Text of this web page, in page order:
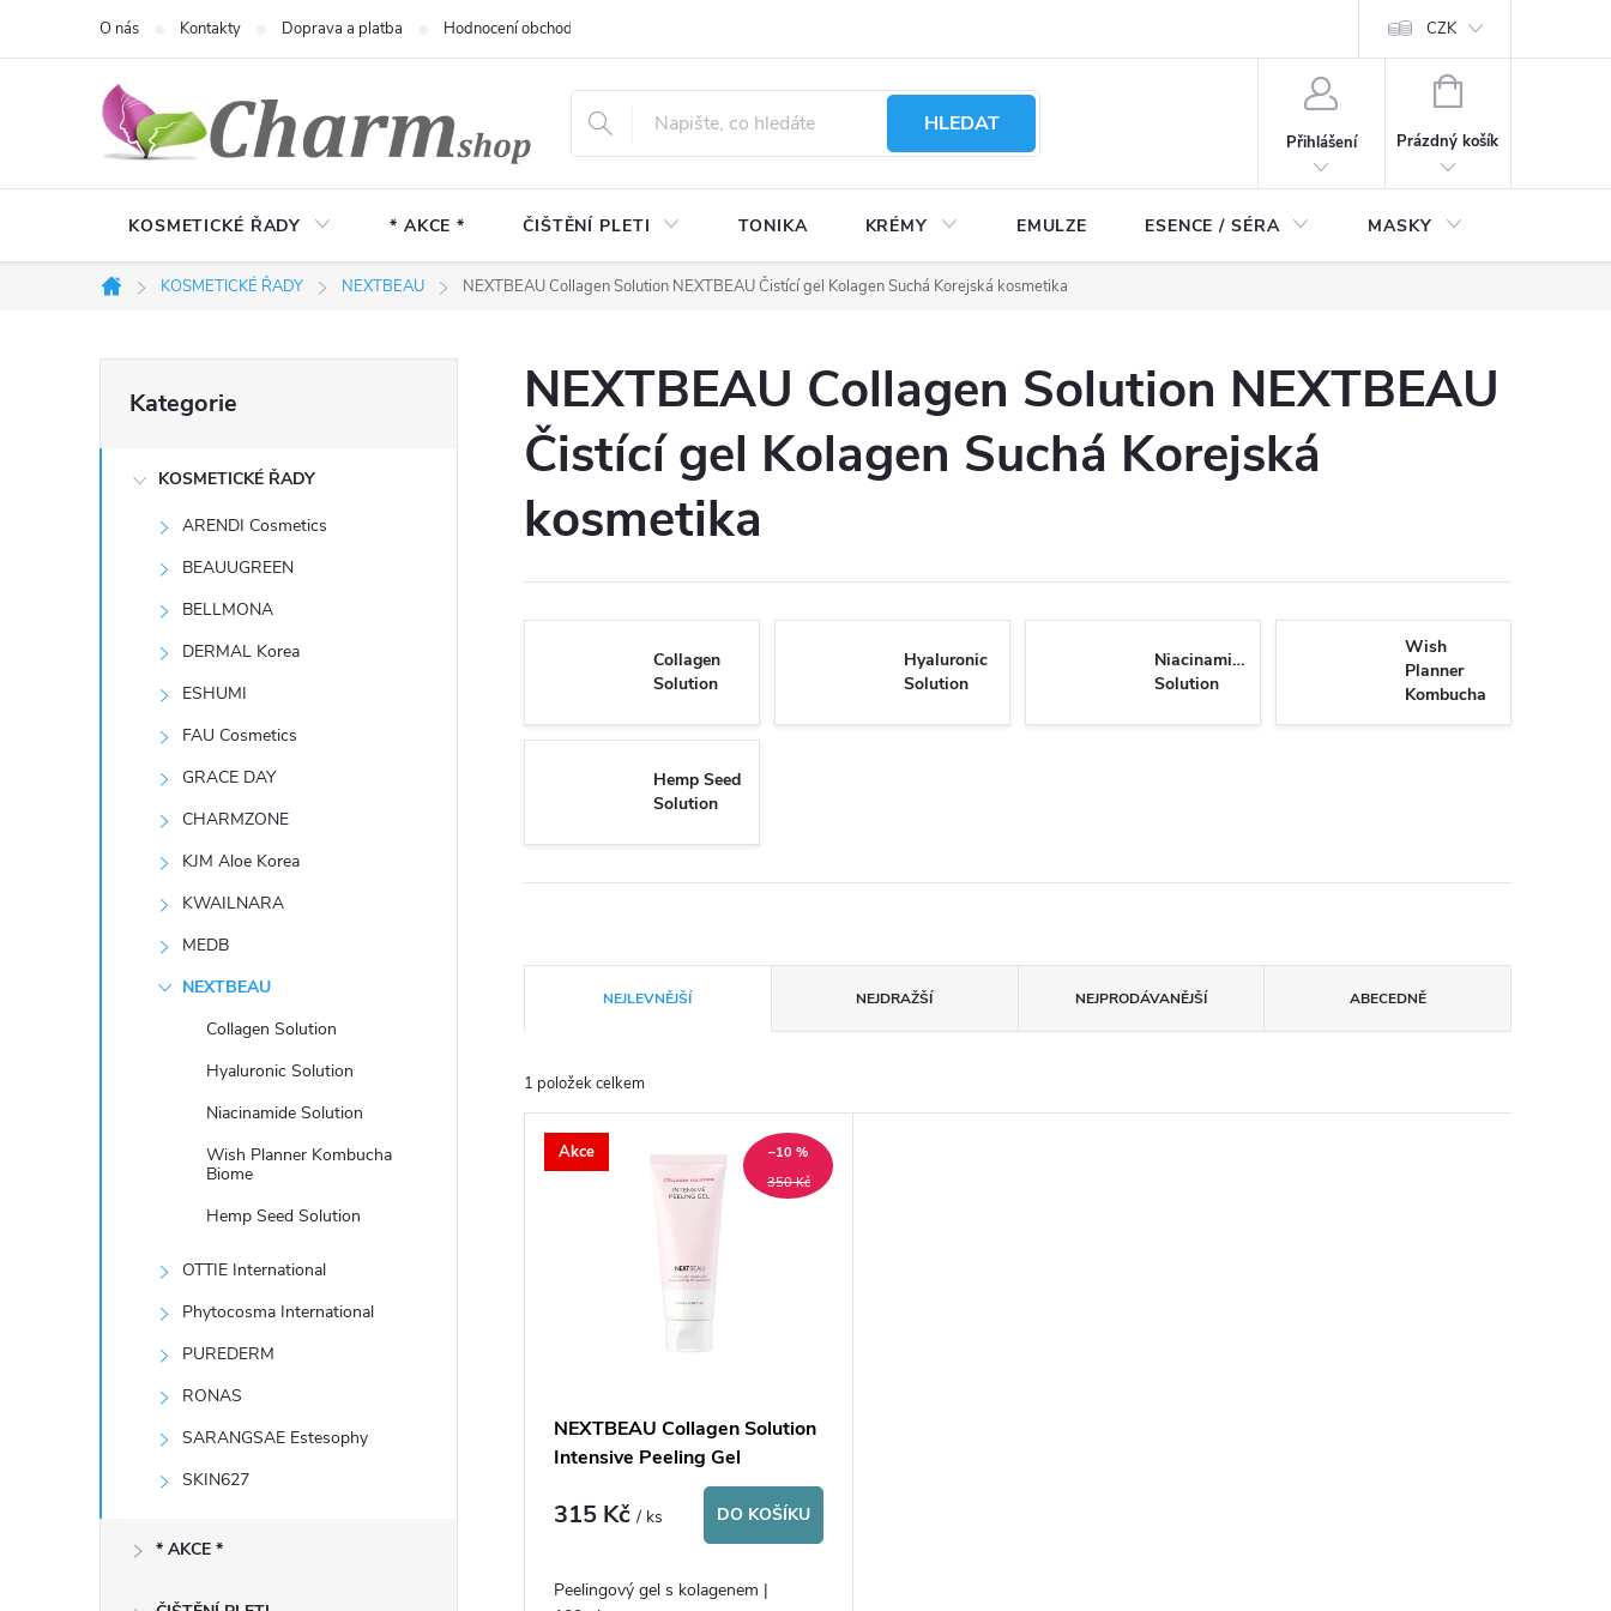
O nás Kontakty Doprava a platba Hodnocení obchodu CZK
HLEDAT
Přihlášení
NÁKUPNÍ
Prázdný košík
KOSMETICKÉ ŘADY * AKCE * ČIŠTĚNÍ PLETI TONIKA KRÉMY EMULZE ESENCE / SÉRA MASKY
Domů
KOSMETICKÉ ŘADY NEXTBEAU NEXTBEAU Collagen Solution NEXTBEAU Čistící gel Kolagen Suchá Korejská kosmetika
o
kategorie
Kategorie
KOSMETICKÉ ŘADY
ARENDI Cosmetics
BEAUUGREEN
BELLMONA
DERMAL Korea
ESHUMI
FAU Cosmetics
GRACE DAY
CHARMZONE
KJM Aloe Korea
KWAILNARA
MEDB
NEXTBEAU
Collagen Solution
Hyaluronic Solution
Niacinamide Solution
Wish Planner Kombucha
Biome
Hemp Seed Solution
OTTIE International
Phytocosma International
PUREDERM
RONAS
SARANGSAE Estesophy
SKIN627
* AKCE *
NEXTBEAU Collagen Solution NEXTBEAU
Čistící gel Kolagen Suchá Korejská
kosmetika
Collagen
Solution
Hyaluronic
Solution
Niacinamide
Solution
Wish
Planner
Kombucha
Biome
Hemp Seed
Solution
a
z
e
NEJLEVNĚJŠÍ NEJDRAŽŠÍ NEJPRODÁVANĚJŠÍ ABECEDNĚ
1 položek celkem
VAkce
350 Kč
–10 %
NEXTBEAU Collagen Solution
Intensive Peeling Gel
315 Kč/ ks DO KOŠÍKU
Peelingový gel s kolagenem |